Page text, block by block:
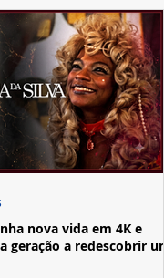
nova vida em 4K e
geração a redescobrir um